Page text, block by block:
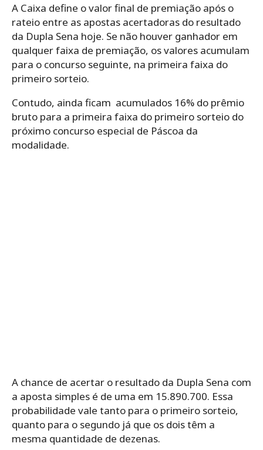
A Caixa define o valor final de premiação após o
rateio entre as apostas acertadoras do resultado
da Dupla Sena hoje. Se não houver ganhador em
qualquer faixa de premiação, os valores acumulam
para o concurso seguinte, na primeira faixa do
primeiro sorteio.
Contudo, ainda ficam acumulados 16% do prêmio
bruto para a primeira faixa do primeiro sorteio do
próximo concurso especial de Páscoa da
modalidade.
A chance de acertar o resultado da Dupla Sena com
a aposta simples é de uma em 15.890.700. Essa
probabilidade vale tanto para o primeiro sorteio,
quanto para o segundo já que os dois têm a
mesma quantidade de dezenas.